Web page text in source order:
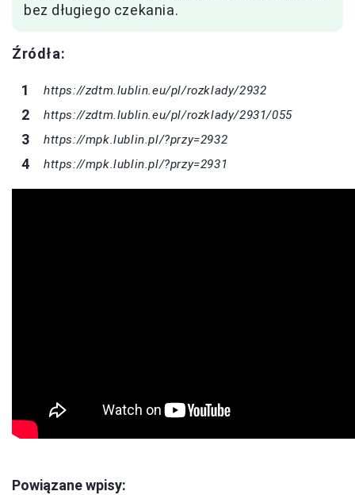
bez długiego czekania.
Źródła:
https://zdtm.lublin.eu/pl/rozklady/2932
https://zdtm.lublin.eu/pl/rozklady/2931/055
https://mpk.lublin.pl/?przy=2932
https://mpk.lublin.pl/?przy=2931
Powiązane wpisy: